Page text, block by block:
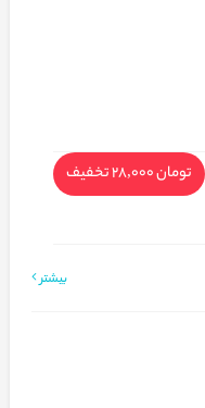
تومان 28,000 تخفیف
بیشتر